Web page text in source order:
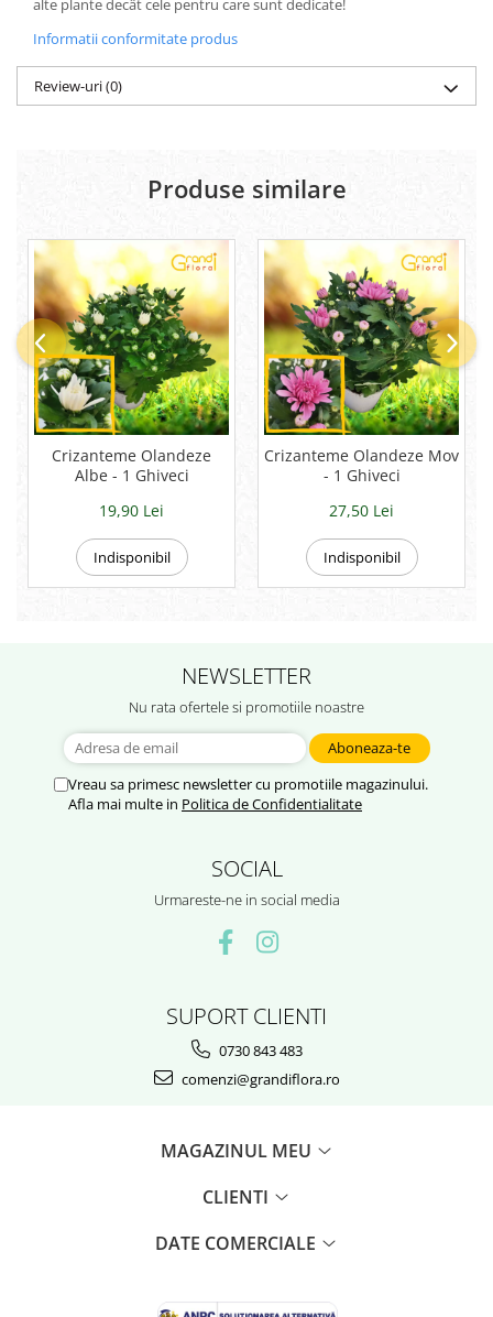
alte plante decât cele pentru care sunt dedicate!
Informatii conformitate produs
Review-uri(0)
Produse similare
Crizanteme Olandeze
Albe - 1 Ghiveci
19,90 Lei
Indisponibil
Crizanteme Olandeze Mov
- 1 Ghiveci
27,50 Lei
Indisponibil
NEWSLETTER
Nu rata ofertele si promotiile noastre
Vreau sa primesc newsletter cu promotiile magazinului.
Afla mai multe in Politica de Confidentialitate
SOCIAL
Urmareste-ne in social media
SUPORT CLIENTI
0730 843 483
comenzi@grandiflora.ro
MAGAZINUL MEU
CLIENTI
DATE COMERCIALE